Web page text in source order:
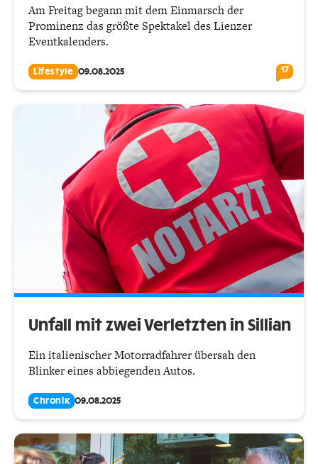
Am Freitag begann mit dem Einmarsch der
Prominenz das größte Spektakel des Lienzer
Eventkalenders.
Lifestyle 09.08.2025 17
Unfall mit zwei Verletzten in Sillian
Ein italienischer Motorradfahrer übersah den
Blinker eines abbiegenden Autos.
Chronik 09.08.2025